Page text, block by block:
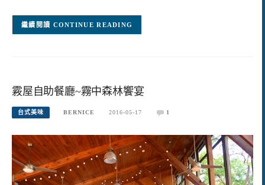
CONTINUE READING
霚屋自助餐廳~霧中森林饗宴
台式美味 BERNICE 2016-05-17 1